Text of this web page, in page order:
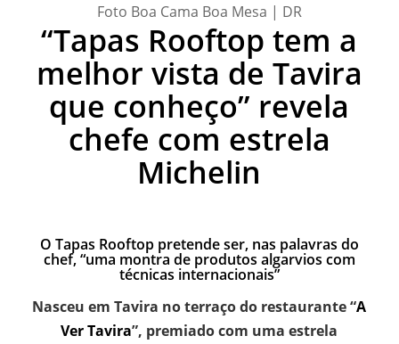
Foto Boa Cama Boa Mesa | DR
“Tapas Rooftop tem a
melhor vista de Tavira
que conheço” revela
chefe com estrela
Michelin
O Tapas Rooftoppretende ser, nas palavras do
chef, “uma montra de produtos algarvios com
técnicas internacionais”
Nasceu em Tavira no terraço do restaurante “A
Ver Tavira”, premiado com uma estrela